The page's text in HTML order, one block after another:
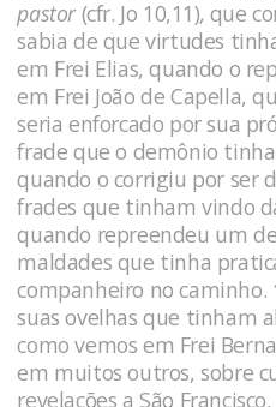
pastor(cfr. Jo 10,11), que
sabia de que virtudes
em Frei Elias, quando o
em Frei João de Capella,
seria enforcado por sua
frade que o demônio
quando o corrigiu por ser
frades que tinham vindo
quando repreendeu um
maldades que tinha
companheiro no caminho.
suas ovelhas que tinham
como vemos em Frei
em muitos outros, sobre
revelações a São